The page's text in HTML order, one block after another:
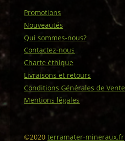
Promotions
Nouveautés
Qui sommes-nous?
Contactez-nous
Charte éthique
Livraisons et retours
Conditions Générales de Vente
Mentions légales
©2020terramater-mineraux.fr